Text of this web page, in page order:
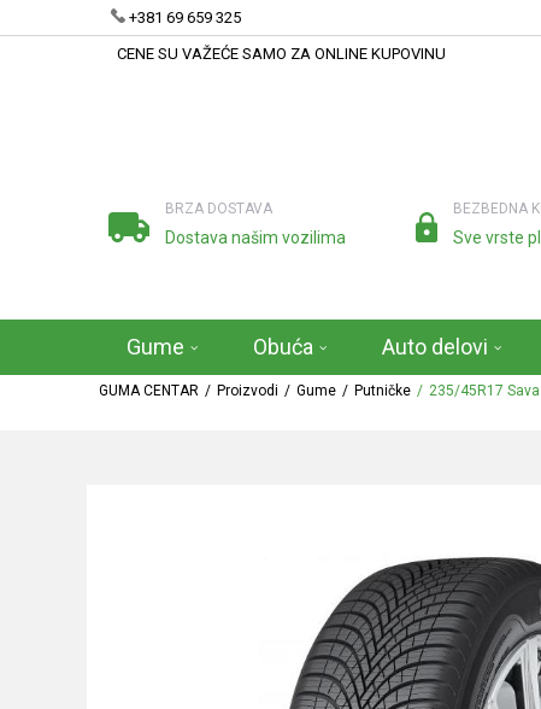
+381 69 659 325
CENE SU VAŽEĆE SAMO ZA ONLINE KUPOVINU
BRZA DOSTAVA
Dostava našim vozilima
BEZBEDNA
Sve vrste
Gume Obuća Auto delovi
GUMA CENTAR Proizvodi Gume Putničke 235/45R17 Sava